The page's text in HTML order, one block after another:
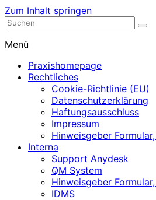
Zum Inhalt springen
Nephrologische Praxis mit Dialyse
Menü
Praxishomepage
Rechtliches
Cookie-Richtlinie (EU)
Datenschutzerklärung
Haftungsausschluss
Impressum
Hinweisgeber
Interna
Support Anydesk
QM System
Hinweisgeber
IDMS